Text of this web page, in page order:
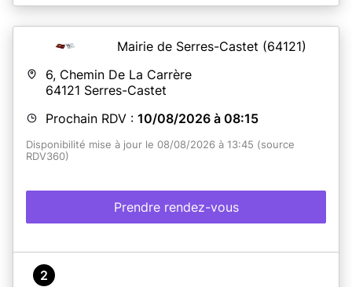
Mairie de Serres-Castet (64121)
6, Chemin De La Carrère
64121 Serres-Castet
Prochain RDV : 10/08/2026 à 08:15
Disponibilité mise à jour le 08/08/2026 à 13:45 (source
RDV360)
Prendre rendez-vous
2